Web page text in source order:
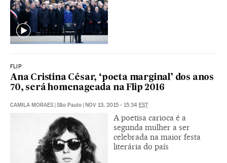
FLIP
Ana Cristina César, ‘poeta marginal’ dos anos
70, será homenageada na Flip 2016
CAMILA MORAES | São Paulo | NOV 13, 2015 - 15:34 EST
A poetisa carioca é a
segunda mulher a ser
celebrada na maior festa
literária do país